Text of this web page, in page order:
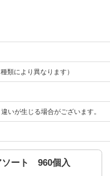
類により異なります）
いが生じる場合がございます。
ソート 960個入